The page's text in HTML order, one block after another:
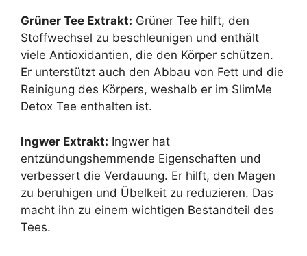
Grüner Tee Extrakt: Grüner Tee hilft, den
Stoffwechsel zu beschleunigen und enthält
viele Antioxidantien, die den Körper schützen.
Er unterstützt auch den Abbau von Fett und die
Reinigung des Körpers, weshalb er im SlimMe
Detox Tee enthalten ist.
Ingwer Extrakt: Ingwer hat
entzündungshemmende Eigenschaften und
verbessert die Verdauung. Er hilft, den Magen
zu beruhigen und Übelkeit zu reduzieren. Das
macht ihn zu einem wichtigen Bestandteil des
Tees.